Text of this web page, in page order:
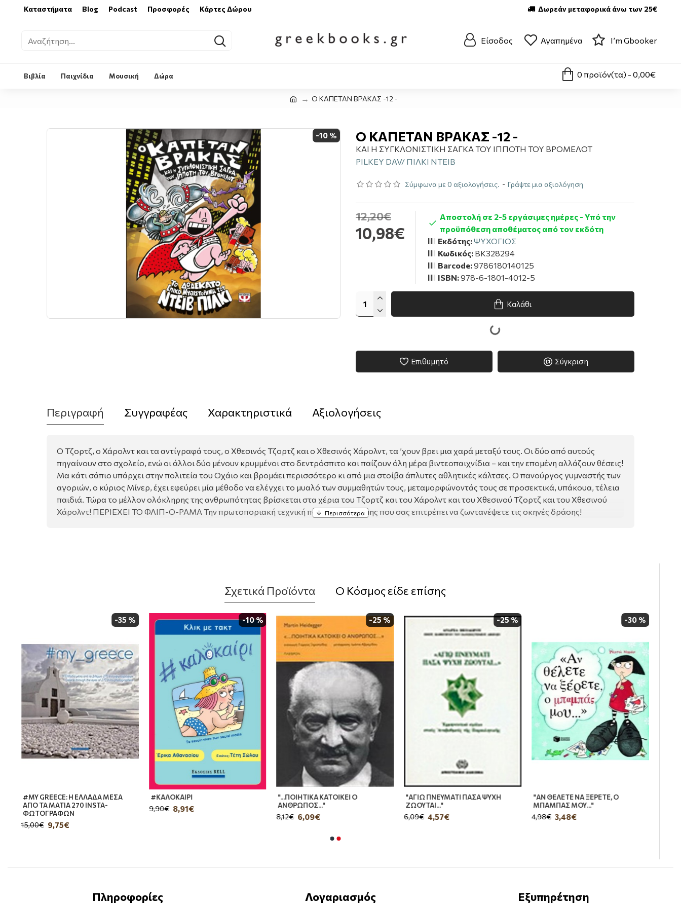
Καταστήματα Blog Podcast Προσφορές Κάρτες Δώρου Δωρεάν μεταφορικά άνω των 25€
Είσοδος Αγαπημένα I’m Gbooker
Βιβλία Παιχνίδια Μουσική Δώρα 0 προϊόν(τα) - 0,00€
Ο ΚΑΠΕΤΑΝ ΒΡΑΚΑΣ -12 -
-10 % Ο ΚΑΠΕΤΑΝ ΒΡΑΚΑΣ -12 -
ΚΑΙ Η ΣΥΓΚΛΟΝΙΣΤΙΚΗ ΣΑΓΚΑ ΤΟΥ ΙΠΠΟΤΗ ΤΟΥ ΒΡΟΜΕΛΟΤ
PILKEY DAV/ ΠΙΛΚΙ ΝΤΕΙΒ
Σύμφωνα με 0 αξιολογήσεις. - Γράψτε μια αξιολόγηση
10,98€
12,20€
Αποστολή σε 2-5 εργάσιμες ημέρες - Υπό την
προϋπόθεση αποθέματος από τον εκδότη
Εκδότης:ΨΥΧΟΓΙΟΣ
Κωδικός: BK328294
Barcode:9786180140125
ISBN:978-6-1801-4012-5
Καλάθι
Επιθυμητό Σύγκριση
Περιγραφή Συγγραφέας Χαρακτηριστικά Αξιολογήσεις
Ο Τζορτζ, ο Χάρολντ και τα αντίγραφά τους, ο Χθεσινός Τζορτζ και ο Χθεσινός Χάρολντ, τα ’χουν βρει μια χαρά μεταξύ τους. Οι δύο από αυτούς
πηγαίνουν στο σχολείο, ενώ οι άλλοι δύο μένουν κρυμμένοι στο δεντρόσπιτο και παίζουν όλη μέρα βιντεοπαιχνίδια – και την επομένη αλλάζουν θέσεις!
Μα κάτι σάπιο υπάρχει στην πολιτεία του Οχάιο και βρομάει περισσότερο κι από μια στοίβα άπλυτες αθλητικές κάλτσες. Ο πανούργος γυμναστής των
αγοριών, ο κύριος Μίνερ, έχει εφεύρει μία μέθοδο να ελέγχει το μυαλό των συμμαθητών τους, μεταμορφώνοντάς τους σε προσεκτικά, υπάκουα, τέλεια
παιδιά. Τώρα το μέλλον ολόκληρης της ανθρωπότητας βρίσκεται στα χέρια του Τζορτζ και του Χάρολντ και του Χθεσινού Τζορτζ και του Χθεσινού
Χάρολντ! ΠΕΡΙΕΧΕΙ ΤΟ ΦΛΙΠ-Ο-ΡΑΜΑ Την πρωτοποριακή τεχνική παγκοσμίου φήμης που σας επιτρέπει να ζωντανέψετε τις σκηνές δράσης!
Σχετικά Προϊόντα Ο Κόσμος είδε επίσης
-35 %
#MY GREECE: Η ΕΛΛΑΔΑ ΜΕΣΑ
ΑΠΟ ΤΑ ΜΑΤΙΑ 270 INSTA-
ΦΩΤΟΓΡΑΦΩΝ
9,75€
15,00€
-10 %
#ΚΑΛΟΚΑΙΡΙ
8,91€
9,90€
-25 %
"...ΠΟΙΗΤΙΚΑ ΚΑΤΟΙΚΕΙ Ο
ΑΝΘΡΩΠΟΣ..."
6,09€
8,12€
-25 %
"ΑΓΙΩ ΠΝΕΥΜΑΤΙ ΠΑΣΑ ΨΥΧΗ
ΖΩΟΥΤΑΙ..."
4,57€
6,09€
-30 %
"ΑΝ ΘΕΛΕΤΕ ΝΑ ΞΕΡΕΤΕ, Ο
ΜΠΑΜΠΑΣ ΜΟΥ..."
3,48€
4,98€
Πληροφορίες Λογαριασμός Εξυπηρέτηση